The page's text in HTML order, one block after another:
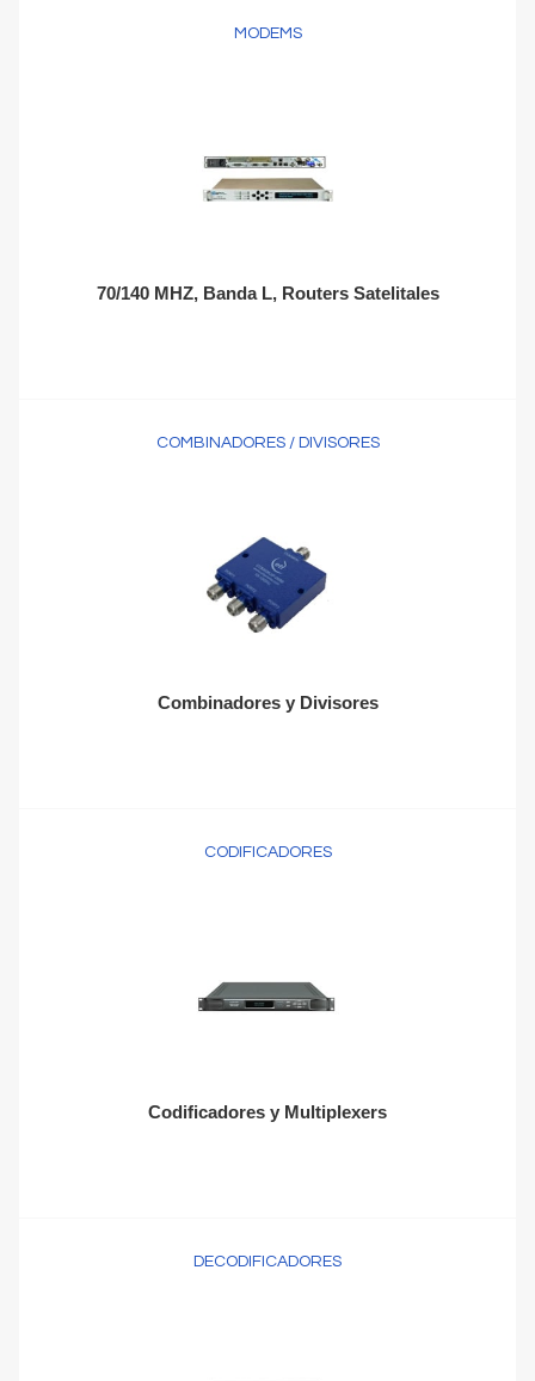
MODEMS
70/140 MHZ, Banda L, Routers Satelitales
COMBINADORES / DIVISORES
Combinadores y Divisores
CODIFICADORES
Codificadores y Multiplexers
DECODIFICADORES